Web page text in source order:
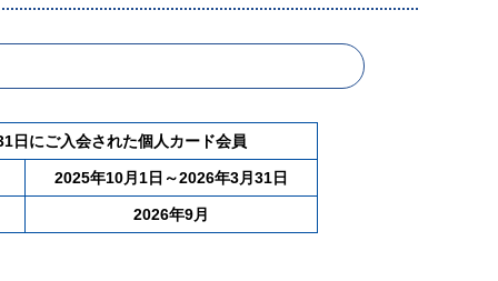
日にご入会された個人カード会員
2025年10月1日～2026年3月31日
2026年9月